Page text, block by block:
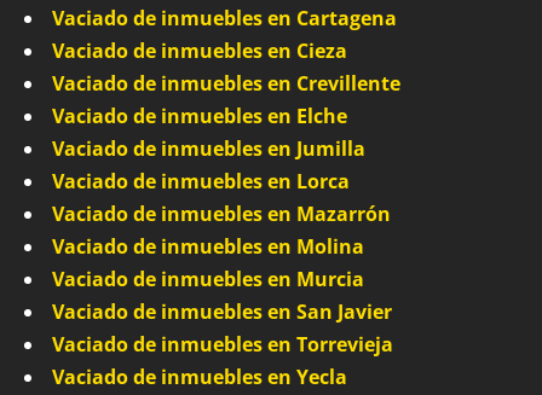
Vaciado de inmuebles en Cartagena
Vaciado de inmuebles en Cieza
Vaciado de inmuebles en Crevillente
Vaciado de inmuebles en Elche
Vaciado de inmuebles en Jumilla
Vaciado de inmuebles en Lorca
Vaciado de inmuebles en Mazarrón
Vaciado de inmuebles en Molina
Vaciado de inmuebles en Murcia
Vaciado de inmuebles en San Javier
Vaciado de inmuebles en Torrevieja
Vaciado de inmuebles en Yecla